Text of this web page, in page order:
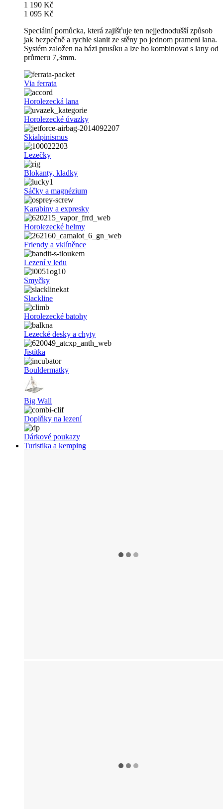
1 190 Kč
1 095 Kč
Speciální pomůcka, která zajišťuje ten nejjednodušší způsob
jak bezpečně a rychle slanit ze stěny po jednom prameni lana.
Systém založen na bázi prusíku a lze ho kombinovat s lany od
průmeru 7,3mm.
Via ferrata
Horolezecká lana
Horolezecké úvazky
Skialpinismus
Lezečky
Blokanty, kladky
Sáčky a magnézium
Karabiny a expresky
Horolezecké helmy
Friendy a vklíněnce
Lezení v ledu
Smyčky
Slackline
Horolezecké batohy
Lezecké desky a chyty
Jistítka
Bouldermatky
Big Wall
Doplňky na lezení
Dárkové poukazy
Turistika a kemping